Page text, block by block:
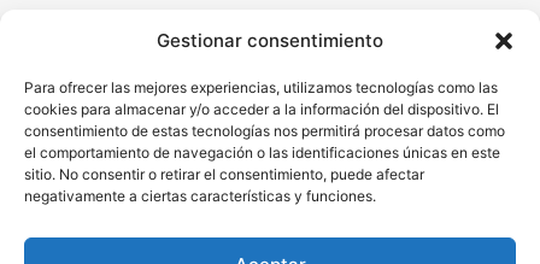
Gestionar consentimiento
Para ofrecer las mejores experiencias, utilizamos tecnologías como las
cookies para almacenar y/o acceder a la información del dispositivo. El
consentimiento de estas tecnologías nos permitirá procesar datos como
el comportamiento de navegación o las identificaciones únicas en este
sitio. No consentir o retirar el consentimiento, puede afectar
negativamente a ciertas características y funciones.
Muerte y Difuntos
Oraciones Diarias
Otras
Protección y Liberación
Salud y Sanación